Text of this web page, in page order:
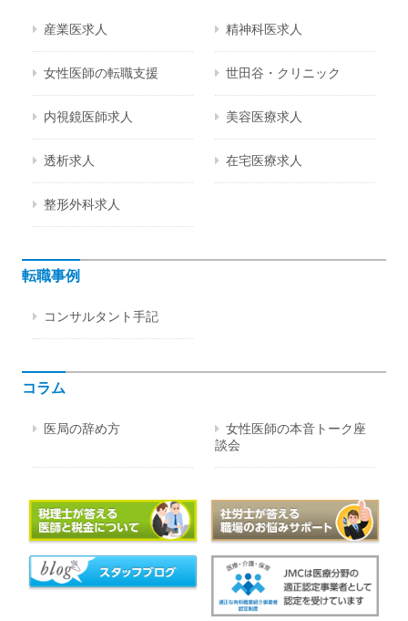
産業医求人 精神科医求人
女性医師の転職支援 世田谷・クリニック
内視鏡医師求人 美容医療求人
透析求人 在宅医療求人
整形外科求人
転職事例
コンサルタント手記
コラム
医局の辞め方
女性医師の本音トーク座
談会